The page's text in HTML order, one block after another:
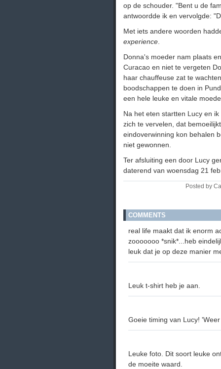
op de schouder. "Bent u de
antwoordde ik en vervolgde:
Met iets andere woorden
experience
Donna's moeder nam plaats
Curacao en niet te vergeten
haar chauffeuse zat te
boodschappen te doen in
een hele leuke en vitale
Na het eten startten Lucy en
zich te vervelen, dat
eindoverwinning kon behalen
niet gewonnen.
Ter afsluiting een door Lucy
daterend van woensdag 21
Posted by
COMMENTS
real life maakt dat ik enorm
zooooooo *snik*...heb
leuk dat je op deze manier
Leuk t-shirt heb je aan.
Goeie timing van Lucy!
Leuke foto. Dit soort leuke
de moeite waard.